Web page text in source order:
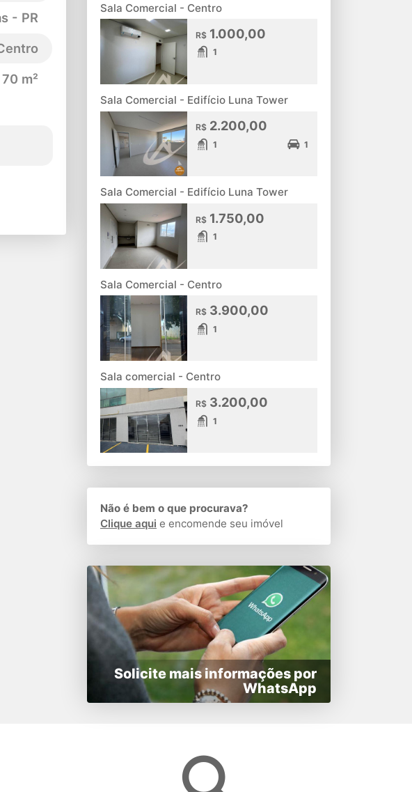
- PR
70 m²
Sala Comercial - Centro
R$1.000,00
1
Sala Comercial - Edifício Luna Tower
R$2.200,00
1 1
Sala Comercial - Edifício Luna Tower
R$1.750,00
1
Sala Comercial - Centro
R$3.900,00
1
Sala comercial - Centro
R$3.200,00
1
Não é bem o que procurava?
Clique aqui e encomende seu imóvel
Solicite mais informações por
WhatsApp